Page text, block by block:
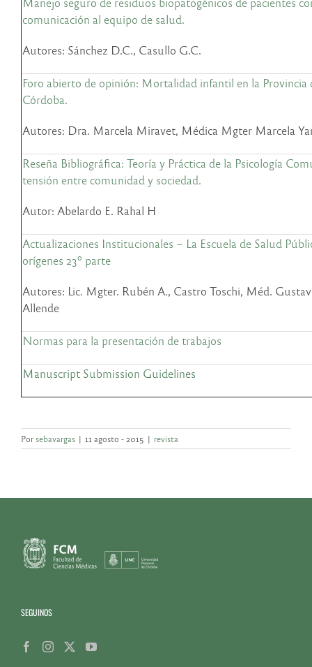
comunicación al equipo de salud.
Autores: Sánchez D.C., Casullo G.C.
Foro abierto de opinión: Mortalidad infantil en la Provincia
Córdoba.
Autores: Dra. Marcela Miravet, Médica Mgter Marcela
Reseña Bibliográfica: Teoría y Práctica de la Psicología
tensión entre comunidad y sociedad.
Autor: Abelardo E. Rahal H
Actualizaciones Institucionales – La Escuela de Salud
orígenes 23º parte
Autores: Lic. Mgter. Rubén A., Castro Toschi, Méd.
Allende
Normas para la presentación de trabajos
Manuscript Submission Guidelines
Porsebavargas | 11 agosto - 2015 | revista
SEGUINOS